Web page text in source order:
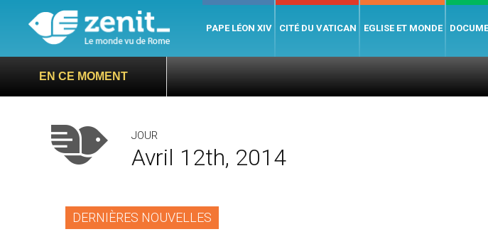
PAPE LÉON XIV CITÉ DU VATICAN EGLISE ET MONDE
EN CE MOMENT
JOUR
Avril 12th, 2014
DERNIÈRES NOUVELLES